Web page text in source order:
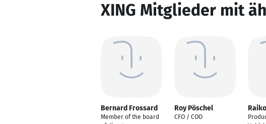
XING Mitglieder mit
Bernard Frossard
Member of the board
Roy Pöschel
CFO / COO